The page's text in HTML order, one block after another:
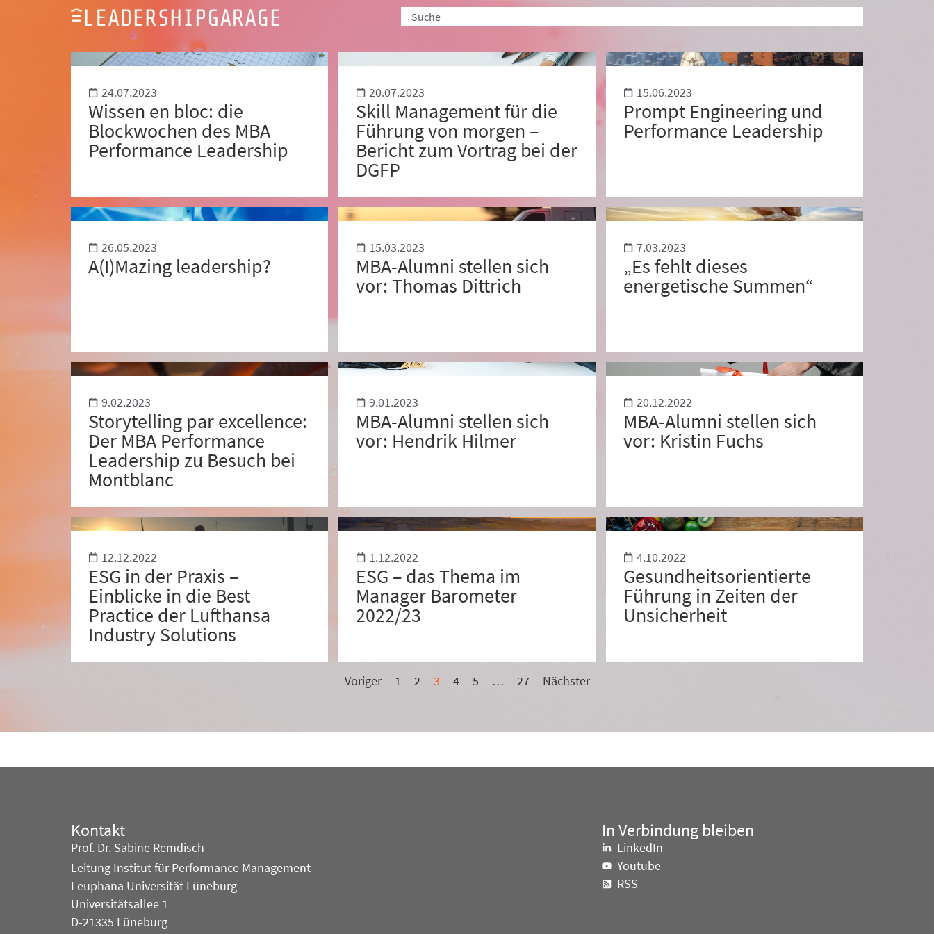
24.07.2023
Wissen en bloc: die
Blockwochen des MBA
Performance Leadership
20.07.2023
Skill Management für die
Führung von morgen –
Bericht zum Vortrag bei der
DGFP
15.06.2023
Prompt Engineering und
Performance Leadership
26.05.2023
A(I)Mazing leadership?
15.03.2023
MBA-Alumni stellen sich
vor: Thomas Dittrich
7.03.2023
„Es fehlt dieses
energetische Summen“
9.02.2023
Storytelling par excellence:
Der MBA Performance
Leadership zu Besuch bei
Montblanc
9.01.2023
MBA-Alumni stellen sich
vor: Hendrik Hilmer
20.12.2022
MBA-Alumni stellen sich
vor: Kristin Fuchs
12.12.2022
ESG in der Praxis –
Einblicke in die Best
Practice der Lufthansa
Industry Solutions
1.12.2022
ESG – das Thema im
Manager Barometer
2022/23
4.10.2022
Gesundheitsorientierte
Führung in Zeiten der
Unsicherheit
Voriger 1 2 3 4 5 … 27 Nächster
Kontakt
Prof. Dr. Sabine Remdisch
Leitung Institut für Performance Management
Leuphana Universität Lüneburg
Universitätsallee 1
D-21335 Lüneburg
In Verbindung bleiben
LinkedIn
Youtube
RSS